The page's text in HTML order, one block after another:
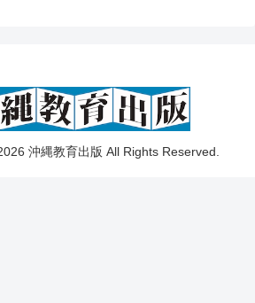
沖縄教育出版 All Rights Reserved.